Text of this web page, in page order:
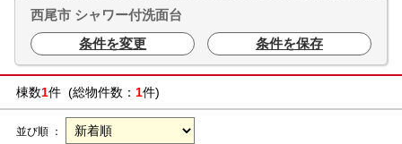
西尾市 シャワー付洗面台
条件を変更
条件を保存
棟数1件 (総物件数： 1件)
並び順 ：